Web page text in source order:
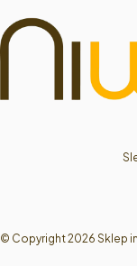
© Copyright 2026 Sklep